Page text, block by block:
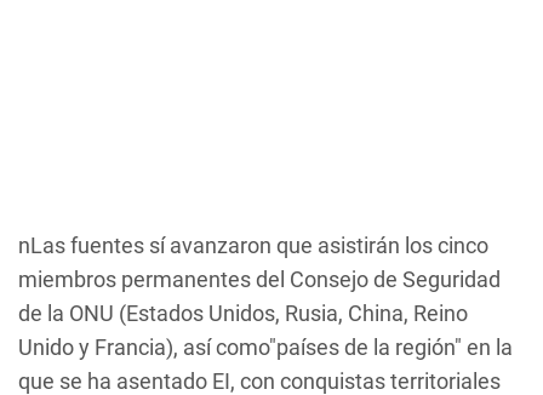
nLas fuentes sí avanzaron que asistirán los cinco
miembros permanentes del Consejo de Seguridad
de la ONU (Estados Unidos, Rusia, China, Reino
Unido y Francia), así como"países de la región" en la
que se ha asentado EI, con conquistas territoriales